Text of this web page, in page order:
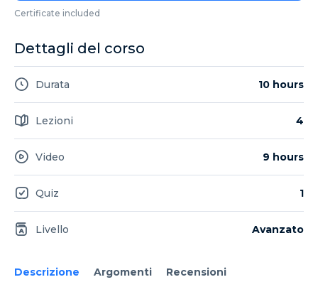
Descrizione Argomenti Recensioni
Certificate included
Dettagli del corso
Durata 10 hours
Lezioni 4
Video 9 hours
Quiz 1
Livello Avanzato